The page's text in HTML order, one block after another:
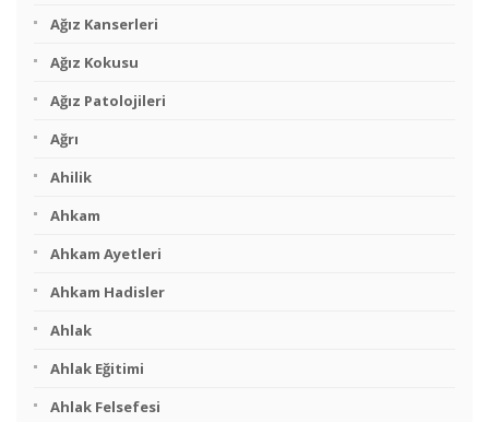
Ağız Kanserleri
Ağız Kokusu
Ağız Patolojileri
Ağrı
Ahilik
Ahkam
Ahkam Ayetleri
Ahkam Hadisler
Ahlak
Ahlak Eğitimi
Ahlak Felsefesi